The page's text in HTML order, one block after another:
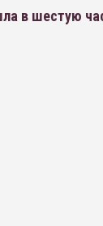
в шестую